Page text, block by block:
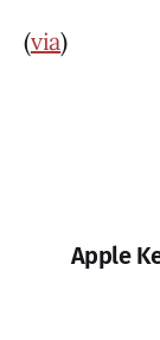
(via)
Apple